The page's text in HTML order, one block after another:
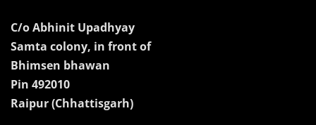
C/o Abhinit Upadhyay
Samta colony, in front of
Bhimsen bhawan
Pin 492010
Raipur (Chhattisgarh)